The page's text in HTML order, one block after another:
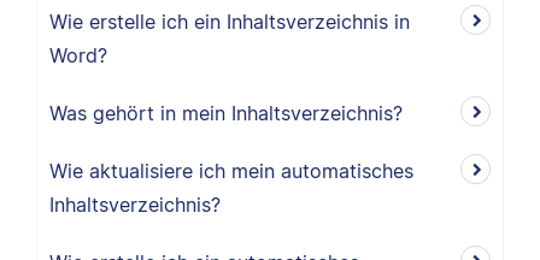
Wie erstelle ich ein Inhaltsverzeichnis in
Word?
Was gehört in mein Inhaltsverzeichnis?
Wie aktualisiere ich mein automatisches
Inhaltsverzeichnis?